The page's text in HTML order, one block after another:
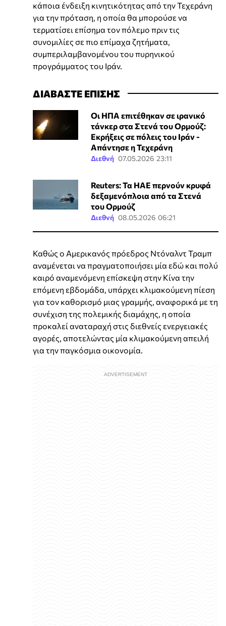
κάποια ένδειξη κινητικότητας από την Τεχεράνη
για την πρόταση, η οποία θα μπορούσε να
τερματίσει επίσημα τον πόλεμο πριν τις
συνομιλίες σε πιο επίμαχα ζητήματα,
συμπεριλαμβανομένου του πυρηνικού
προγράμματος του Ιράν.
ΔΙΑΒΑΣΤΕ ΕΠΙΣΗΣ
Οι ΗΠΑ επιτέθηκαν σε ιρανικό
τάνκερ στα Στενά του Ορμούζ:
Εκρήξεις σε πόλεις του Ιράν -
Απάντησε η Τεχεράνη
Διεθνή 07.05.2026 23:11
Reuters: Τα ΗΑΕ περνούν κρυφά
δεξαμενόπλοια από τα Στενά
του Ορμούζ
Διεθνή 08.05.2026 06:21
Καθώς ο Αμερικανός πρόεδρος Ντόναλντ Τραμπ
αναμένεται να πραγματοποιήσει μία εδώ και πολύ
καιρό αναμενόμενη επίσκεψη στην Κίνα την
επόμενη εβδομάδα, υπάρχει κλιμακούμενη πίεση
για τον καθορισμό μιας γραμμής, αναφορικά με τη
συνέχιση της πολεμικής διαμάχης, η οποία
προκαλεί αναταραχή στις διεθνείς ενεργειακές
αγορές, αποτελώντας μία κλιμακούμενη απειλή
για την παγκόσμια οικονομία.